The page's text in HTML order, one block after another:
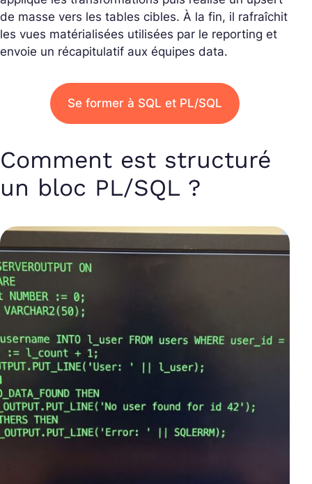
de masse vers les tables cibles. À la fin, il rafraîchit
les vues matérialisées utilisées par le reporting et
envoie un récapitulatif aux équipes data.
Se former à SQL et PL/SQL
Comment est structuré
un bloc PL/SQL ?